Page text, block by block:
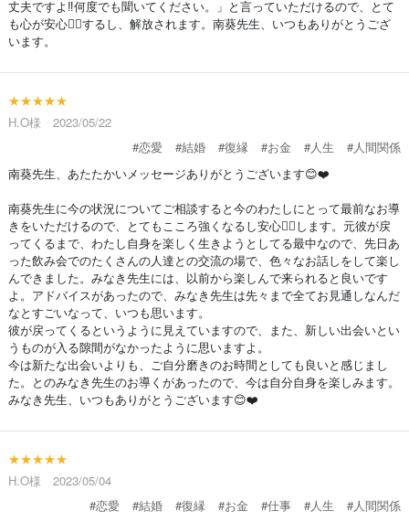
丈夫ですよ‼️何度でも聞いてください。」と言っていただけるので、とて
も心が安心😮‍💨するし、解放されます。南葵先生、いつもありがとうござ
います。
★★★★★
H.O様 2023/05/22
#恋愛
#結婚 #復縁 #お金 #人生
#人間関係
南葵先生、あたたかいメッセージありがとうございます😊❤️
南葵先生に今の状況についてご相談すると今のわたしにとって最前なお導
きをいただけるので、とてもこころ強くなるし安心😮‍💨します。元彼が戻
ってくるまで、わたし自身を楽しく生きようとしてる最中なので、先日あ
った飲み会でのたくさんの人達との交流の場で、色々なお話しをして楽し
んできました。みなき先生には、以前から楽しんで来られると良いです
よ。アドバイスがあったので、みなき先生は先々まで全てお見通しなんだ
なとすごいなって、いつも思います。
彼が戻ってくるというように見えていますので、また、新しい出会いとい
うものが入る隙間がなかったように思いますよ。
今は新たな出会いよりも、ご自分磨きのお時間としても良いと感じまし
た。とのみなき先生のお導くがあったので、今は自分自身を楽しみます。
みなき先生、いつもありがとうございます😊❤️
★★★★★
H.O様 2023/05/04
#恋愛
#結婚 #復縁 #お金 #仕事 #人生
#人間関係